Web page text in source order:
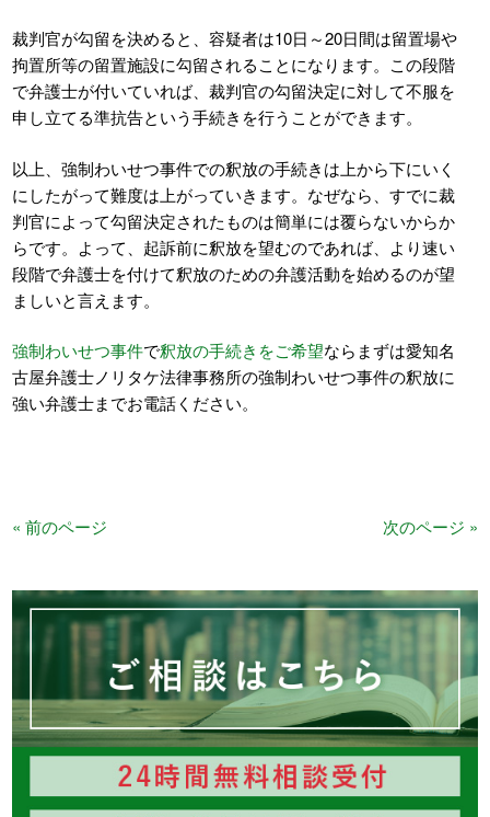
裁判官が勾留を決めると、容疑者は10日～20日間は留置場や
拘置所等の留置施設に勾留されることになります。この段階
で弁護士が付いていれば、裁判官の勾留決定に対して不服を
申し立てる準抗告という手続きを行うことができます。
以上、強制わいせつ事件での釈放の手続きは上から下にいく
にしたがって難度は上がっていきます。なぜなら、すでに裁
判官によって勾留決定されたものは簡単には覆らないからか
らです。よって、起訴前に釈放を望むのであれば、より速い
段階で弁護士を付けて釈放のための弁護活動を始めるのが望
ましいと言えます。
強制わいせつ事件で釈放の手続きをご希望ならまずは愛知名
古屋弁護士ノリタケ法律事務所の強制わいせつ事件の釈放に
強い弁護士までお電話ください。
« 前のページ 次のページ »